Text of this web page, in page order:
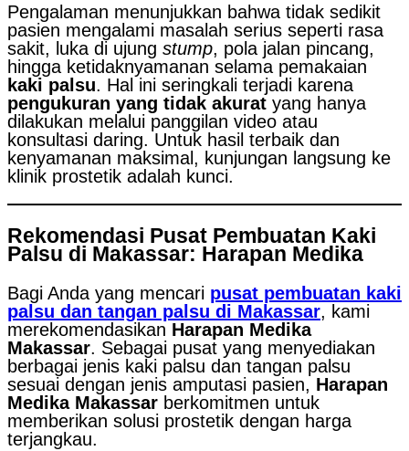
Pengalaman menunjukkan bahwa tidak sedikit
pasien mengalami masalah serius seperti rasa
sakit, luka di ujung stump, pola jalan pincang,
hingga ketidaknyamanan selama pemakaian
kaki palsu. Hal ini seringkali terjadi karena
pengukuran yang tidak akurat yang hanya
dilakukan melalui panggilan video atau
konsultasi daring. Untuk hasil terbaik dan
kenyamanan maksimal, kunjungan langsung ke
klinik prostetik adalah kunci.
Rekomendasi Pusat Pembuatan Kaki
Palsu di Makassar: Harapan Medika
Bagi Anda yang mencari pusat pembuatan kaki
palsu dan tangan palsu di Makassar, kami
merekomendasikan Harapan Medika
Makassar. Sebagai pusat yang menyediakan
berbagai jenis kaki palsu dan tangan palsu
sesuai dengan jenis amputasi pasien, Harapan
Medika Makassar berkomitmen untuk
memberikan solusi prostetik dengan harga
terjangkau.